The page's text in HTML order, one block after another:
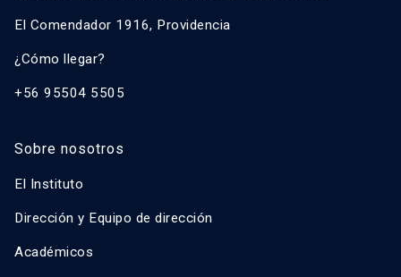
El Comendador 1916, Providencia
¿Cómo llegar?
+56 95504 5505
Sobre nosotros
El Instituto
Dirección y Equipo de dirección
Académicos